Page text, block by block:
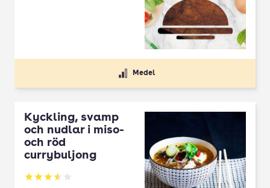
Medel
Kyckling, svamp
och nudlar i miso-
och röd
currybuljong
Betyg: 3.56 av 5